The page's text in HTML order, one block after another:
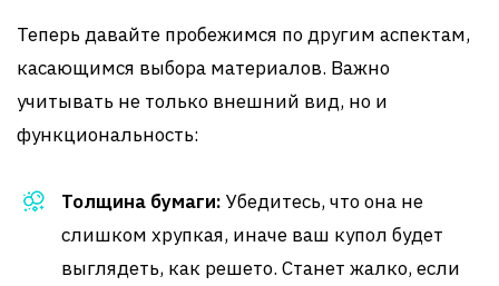
Теперь давайте пробежимся по другим аспектам,
касающимся выбора материалов. Важно
учитывать не только внешний вид, но и
функциональность:
Толщина бумаги: Убедитесь, что она не
слишком хрупкая, иначе ваш купол будет
выглядеть, как решето. Станет жалко, если